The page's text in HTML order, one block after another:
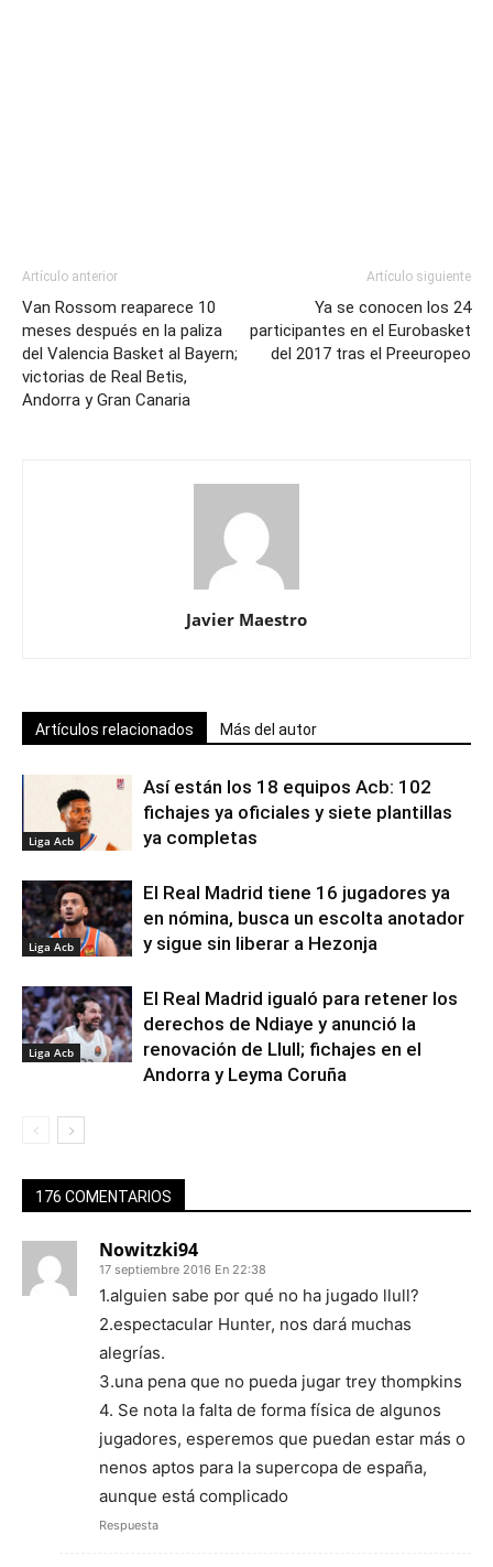
Artículo anterior
Van Rossom reaparece 10
meses después en la paliza
del Valencia Basket al Bayern;
victorias de Real Betis,
Andorra y Gran Canaria
Artículo siguiente
Ya se conocen los 24
participantes en el Eurobasket
del 2017 tras el Preeuropeo
Javier Maestro
Artículos relacionados Más del autor
Liga Acb
Así están los 18 equipos Acb: 102
fichajes ya oficiales y siete plantillas
ya completas
Liga Acb
El Real Madrid tiene 16 jugadores ya
en nómina, busca un escolta anotador
y sigue sin liberar a Hezonja
Liga Acb
El Real Madrid igualó para retener los
derechos de Ndiaye y anunció la
renovación de Llull; fichajes en el
Andorra y Leyma Coruña
176 COMENTARIOS
Nowitzki94
17 septiembre 2016 En 22:38
1.alguien sabe por qué no ha jugado llull?
2.espectacular Hunter, nos dará muchas
alegrías.
3.una pena que no pueda jugar trey thompkins
4. Se nota la falta de forma física de algunos
jugadores, esperemos que puedan estar más o
nenos aptos para la supercopa de españa,
aunque está complicado
Respuesta